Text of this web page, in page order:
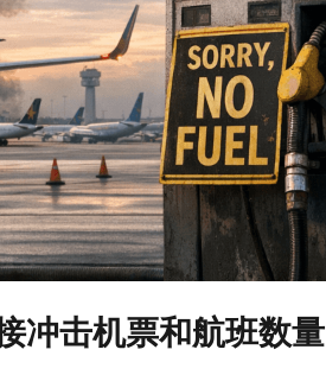
冲击机票和航班数量